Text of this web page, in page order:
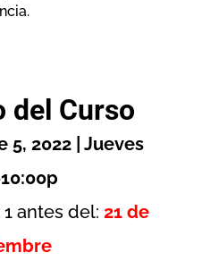
del Curso
5, 2022 | Jueves
antes del: 21 de